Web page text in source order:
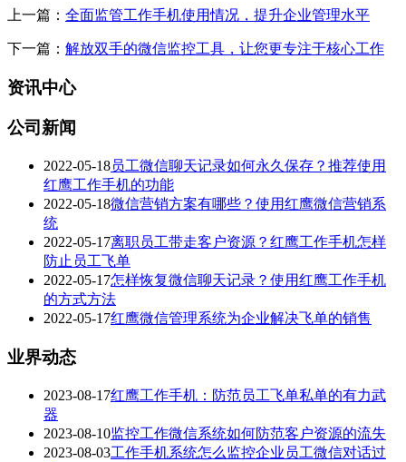
上一篇： 全面监管工作手机使用情况，提升企业管理水平
下一篇： 解放双手的微信监控工具，让您更专注于核心工作
资讯中心
公司新闻
2022-05-18员工微信聊天记录如何永久保存？推荐使用
红鹰工作手机的功能
2022-05-18微信营销方案有哪些？使用红鹰微信营销系
统
2022-05-17离职员工带走客户资源？红鹰工作手机怎样
防止员工飞单
2022-05-17怎样恢复微信聊天记录？使用红鹰工作手机
的方式方法
2022-05-17红鹰微信管理系统为企业解决飞单的销售
业界动态
2023-08-17红鹰工作手机：防范员工飞单私单的有力武
器
2023-08-10监控工作微信系统如何防范客户资源的流失
2023-08-03工作手机系统怎么监控企业员工微信对话过